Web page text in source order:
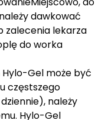
dawkować
zalecenia lekarza
do worka
Gel może być
częstszego
należy
Hylo-Gel